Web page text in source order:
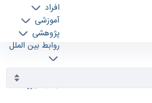
افراد
آموزشی
پژوهشی
روابط بین الملل
خدمات
آرشیو اطلاعیه ها - ece- دانشکده مهندسی برق و